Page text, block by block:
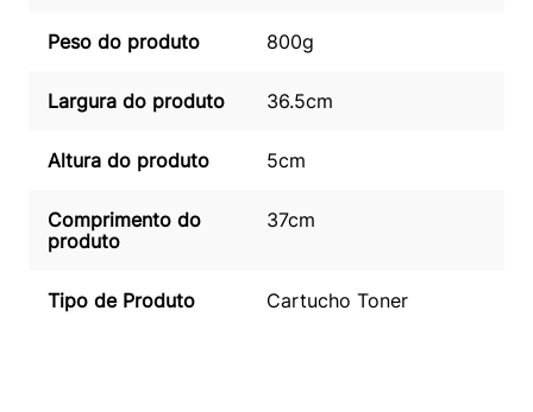
Peso do produto 800g
Largura do produto 36.5cm
Altura do produto 5cm
Comprimento do
produto
37cm
Tipo de Produto Cartucho Toner